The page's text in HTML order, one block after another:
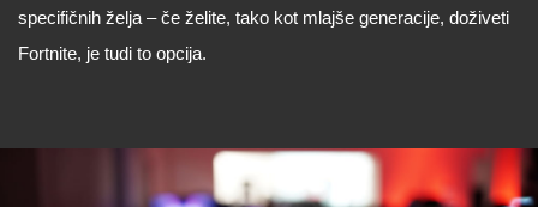
specifičnih želja – če želite, tako kot mlajše generacije, doživeti
Fortnite, je tudi to opcija.